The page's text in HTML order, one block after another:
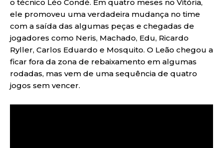
o técnico Léo Condé. Em quatro meses no Vitória,
ele promoveu uma verdadeira mudança no time
com a saída das algumas peças e chegadas de
jogadores como Neris, Machado, Edu, Ricardo
Ryller, Carlos Eduardo e Mosquito. O Leão chegou a
ficar fora da zona de rebaixamento em algumas
rodadas, mas vem de uma sequência de quatro
jogos sem vencer.